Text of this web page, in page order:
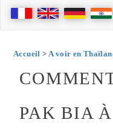
Accueil > A voir en
PAK BIA